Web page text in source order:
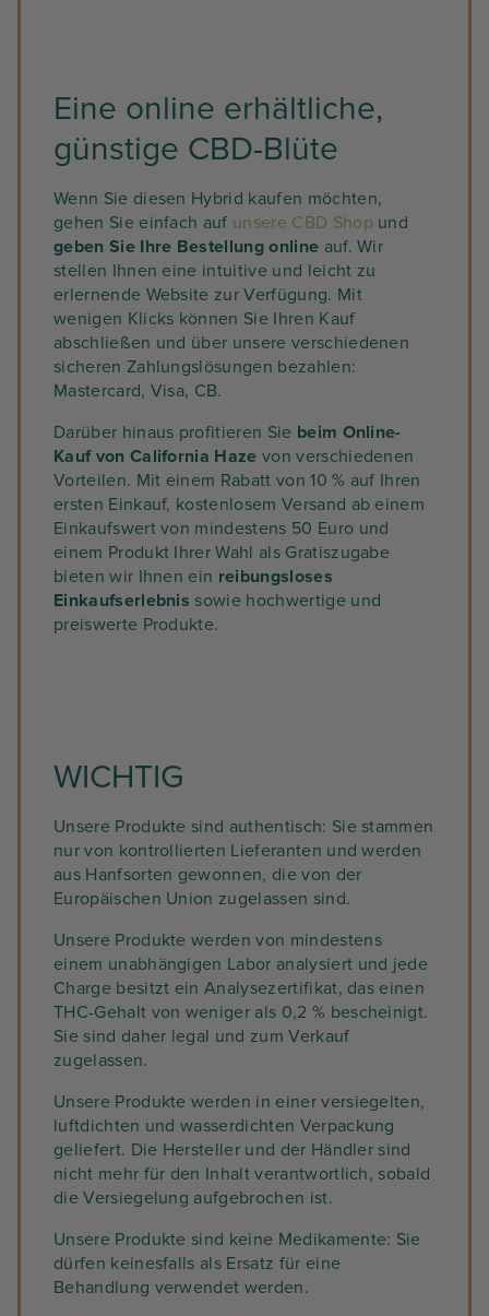
Eine online erhältliche,
günstige CBD-Blüte
Wenn Sie diesen Hybrid kaufen möchten,
gehen Sie einfach auf unsere CBD Shop und
geben Sie Ihre Bestellung online auf. Wir
stellen Ihnen eine intuitive und leicht zu
erlernende Website zur Verfügung. Mit
wenigen Klicks können Sie Ihren Kauf
abschließen und über unsere verschiedenen
sicheren Zahlungslösungen bezahlen:
Mastercard, Visa, CB.
Darüber hinaus profitieren Sie beim Online-
Kauf von California Hazevon verschiedenen
Vorteilen. Mit einem Rabatt von 10 % auf Ihren
ersten Einkauf, kostenlosem Versand ab einem
Einkaufswert von mindestens 50 Euro und
einem Produkt Ihrer Wahl als Gratiszugabe
bieten wir Ihnen ein reibungsloses
Einkaufserlebnis sowie hochwertige und
preiswerte Produkte.
WICHTIG
Unsere Produkte sind authentisch: Sie stammen
nur von kontrollierten Lieferanten und werden
aus Hanfsorten gewonnen, die von der
Europäischen Union zugelassen sind.
Unsere Produkte werden von mindestens
einem unabhängigen Labor analysiert und jede
Charge besitzt ein Analysezertifikat, das einen
THC-Gehalt von weniger als 0,2 % bescheinigt.
Sie sind daher legal und zum Verkauf
zugelassen.
Unsere Produkte werden in einer versiegelten,
luftdichten und wasserdichten Verpackung
geliefert. Die Hersteller und der Händler sind
nicht mehr für den Inhalt verantwortlich, sobald
die Versiegelung aufgebrochen ist.
Unsere Produkte sind keine Medikamente: Sie
dürfen keinesfalls als Ersatz für eine
Behandlung verwendet werden.